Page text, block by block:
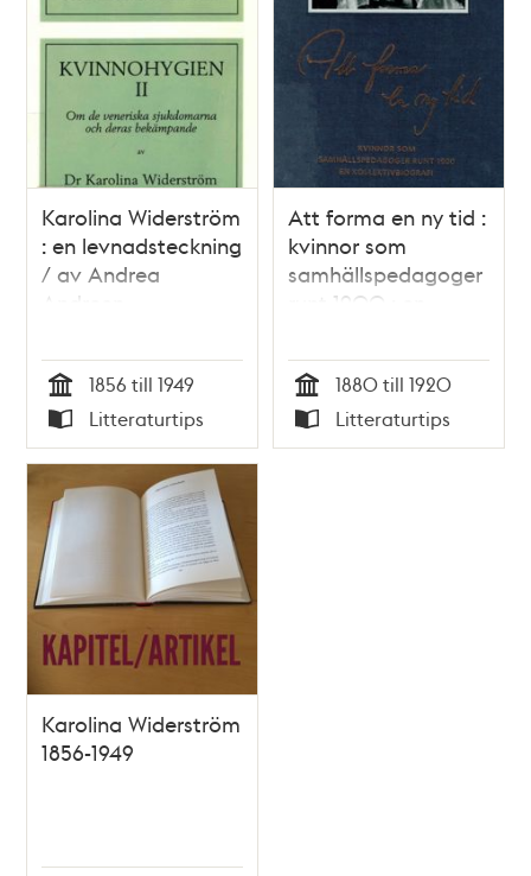
Karolina Widerström
: en levnadsteckning
/ av Andrea
Andreen
Tid
1856 till 1949
Typ
Litteraturtips
Att forma en ny tid :
kvinnor som
samhällspedagoger
runt 1900 : en
Boel Englund (red)
Tid
1880 till 1920
Typ
Litteraturtips
Karolina Widerström
1856-1949